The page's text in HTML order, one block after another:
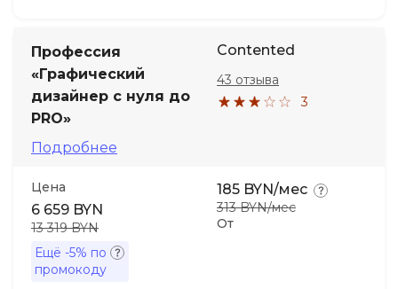
Профессия
«Графический
дизайнер с нуля до
PRO»
Подробнее
Contented
3
43 отзыва
Цена
6 659 BYN
13 319 BYN
Ещё -5% по
промокоду
От
185 BYN/мес
313 BYN/мес